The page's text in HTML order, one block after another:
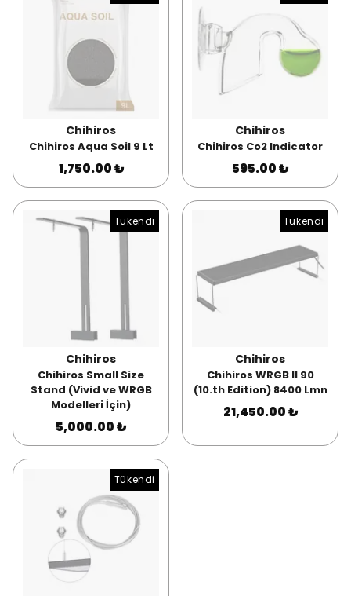
Chihiros
Chihiros Aqua Soil 9 Lt
1,750.00 ₺
Chihiros
Chihiros Co2 Indicator
595.00 ₺
Tükendi
Chihiros
Chihiros Small Size
Stand (Vivid ve WRGB
Modelleri İçin)
5,000.00 ₺
Tükendi
Chihiros
Chihiros WRGB II 90
(10.th Edition) 8400 Lmn
21,450.00 ₺
Tükendi